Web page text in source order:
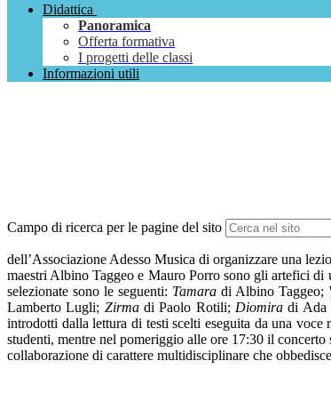
Didattica
Panoramica
Offerta formativa
I progetti delle classi
Informazioni utili
Campo di ricerca per le pagine del sito
dell’Associazione Adesso Musica di organizzare una
maestri Albino Taggeo e Mauro Porro sono gli artefici
selezionate sono le seguenti: Tamaradi Albino Taggeo;
Lamberto Lugli; Zirmadi Paolo Rotili; Diomira di Ada
introdotti dalla lettura di testi scelti eseguita da una
studenti, mentre nel pomeriggio alle ore 17:30 il
collaborazione di carattere multidisciplinare che